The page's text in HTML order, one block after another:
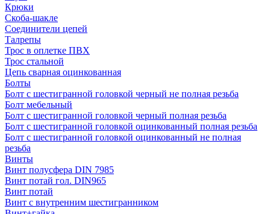
Крюки
Скоба-шакле
Соединители цепей
Талрепы
Трос в оплетке ПВХ
Трос стальной
Цепь сварная оцинкованная
Болты
Болт с шестигранной головкой черный не полная резьба
Болт мебельный
Болт с шестигранной головкой черный полная резьба
Болт с шестигранной головкой оцинкованный полная резьба
Болт с шестигранной головкой оцинкованный не полная
резьба
Винты
Винт полусфера DIN 7985
Винт потай гол. DIN965
Винт потай
Винт с внутренним шестигранником